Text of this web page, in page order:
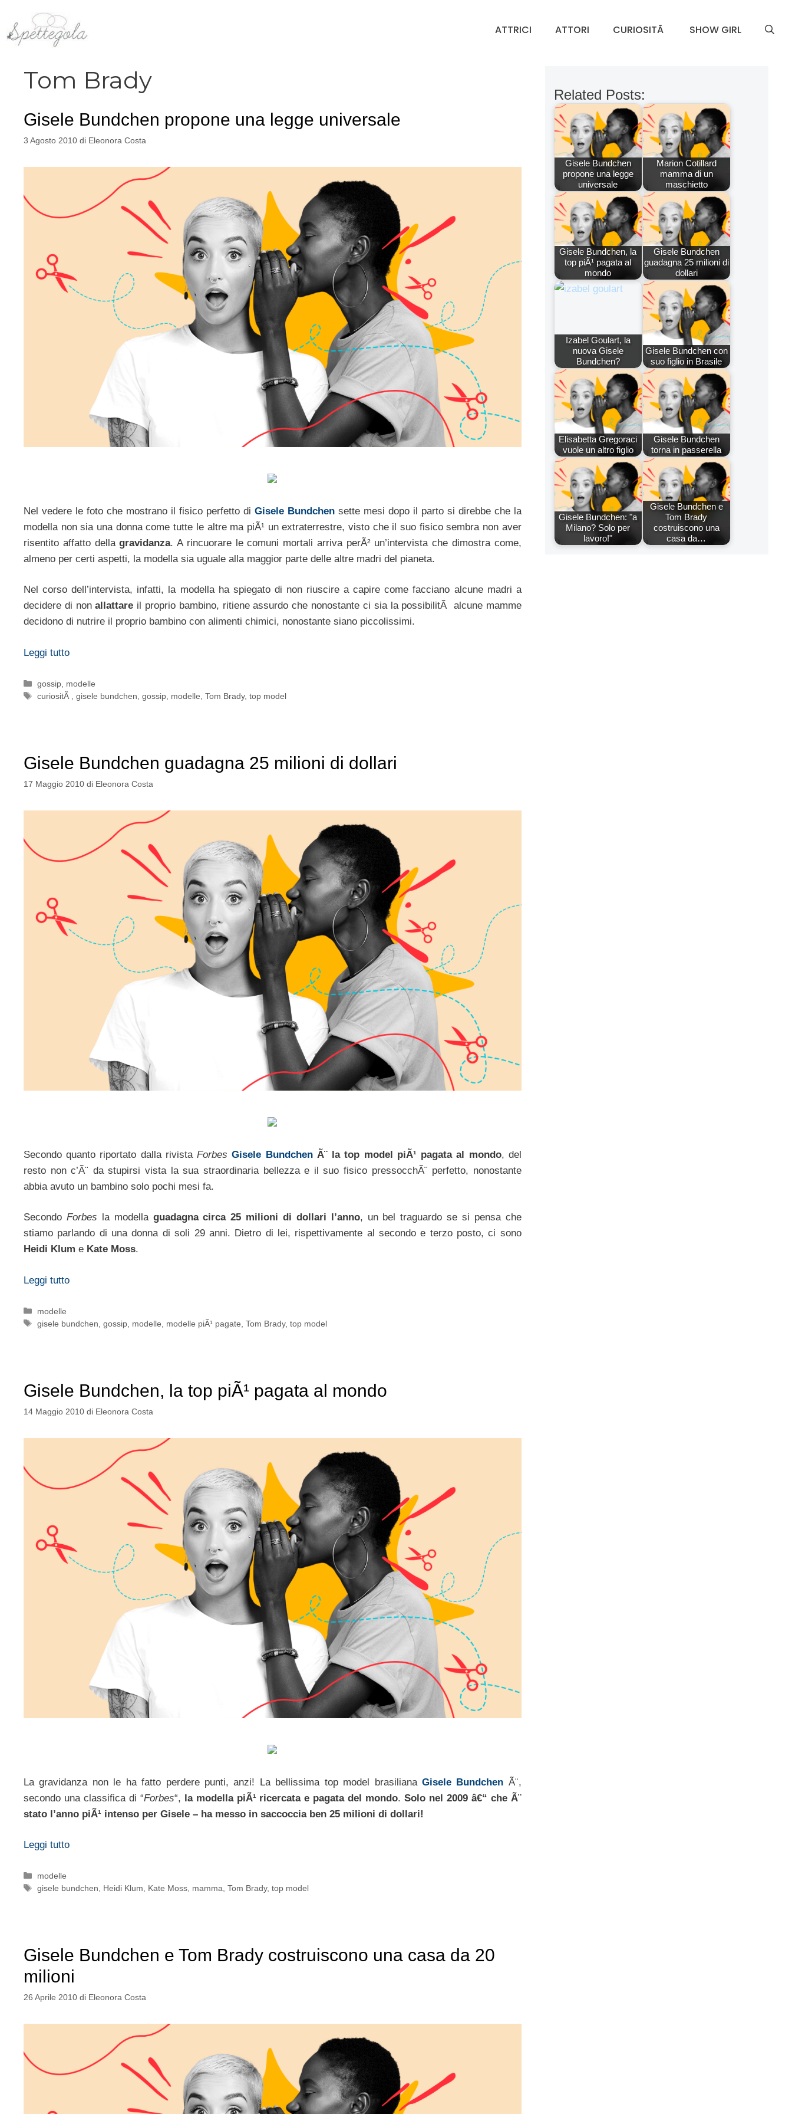
contenuto
ATTRICI ATTORI CURIOSITÃ SHOW GIRL
Tom Brady
Gisele Bundchen propone una legge universale
3 Agosto 2010 di Eleonora Costa
Nel vedere le foto che mostrano il fisico perfetto di Gisele Bundchensette mesi dopo il parto si direbbe che la
modella non sia una donna come tutte le altre ma piÃ¹ un extraterrestre, visto che il suo fisico sembra non aver
risentito affatto dellagravidanza. A rincuorare le comuni mortali arriva perÃ² un’intervista che dimostra come,
almeno per certi aspetti, la modella sia uguale alla maggior parte delle altre madri del pianeta.
Nel corso dell’intervista, infatti, la modella ha spiegato di non riuscire a capire come facciano alcune madri a
decidere di nonallattare il proprio bambino, ritiene assurdo che nonostante ci sia la possibilitÃ alcune mamme
decidono di nutrire il proprio bambino con alimenti chimici, nonostante siano piccolissimi.
Leggi tutto
Categorie
gossip modelle
Tag
curiositÃ ,gisele bundchen ,gossip modelle ,Tom Brady,top model
Gisele Bundchen guadagna 25 milioni di dollari
17 Maggio 2010 di Eleonora Costa
Secondo quanto riportato dalla rivistaForbes Gisele Bundchen Ã¨ la top model piÃ¹ pagata al mondo, del
resto non c’Ã¨ da stupirsi vista la sua straordinaria bellezza e il suo fisico pressocchÃ¨ perfetto, nonostante
abbia avuto un bambino solo pochi mesi fa.
Secondo Forbes la modella guadagna circa 25 milioni di dollari l’anno, un bel traguardo se si pensa che
stiamo parlando di una donna di soli 29 anni. Dietro di lei, rispettivamente al secondo e terzo posto, ci sono
Heidi Klum e Kate Moss.
Leggi tutto
Categorie
modelle
Tag
gisele bundchen ,gossip modelle modelle piÃ¹ pagate ,Tom Brady,top model
Gisele Bundchen, la top piÃ¹ pagata al mondo
14 Maggio 2010 di Eleonora Costa
La gravidanza non le ha fatto perdere punti, anzi! La bellissima top model brasiliana Gisele Bundchen Ã¨,
secondo una classifica di “Forbes“, la modella piÃ¹ ricercata e pagata del mondo.Solo nel 2009 â€“ che Ã¨
stato l’anno piÃ¹ intenso per Gisele – ha messo in saccoccia ben 25 milioni di dollari!
Leggi tutto
Categorie
modelle
Tag
gisele bundchen Heidi Klum Kate Moss mamma ,Tom Brady,top model
Gisele Bundchen e Tom Brady costruiscono una casa da 20
milioni
26 Aprile 2010 di Eleonora Costa
Related Posts:
Gisele Bundchen
propone una legge
universale
Marion Cotillard
mamma di un
maschietto
Gisele Bundchen, la
top piÃ¹ pagata al
mondo
Gisele Bundchen
guadagna 25 milioni di
dollari
Izabel Goulart, la
nuova Gisele
Bundchen?
Gisele Bundchen con
suo figlio in Brasile
Elisabetta Gregoraci
vuole un altro figlio
Gisele Bundchen
torna in passerella
Gisele Bundchen: "a
Milano? Solo per
lavoro!"
Gisele Bundchen e
Tom Brady
costruiscono una
casa da…